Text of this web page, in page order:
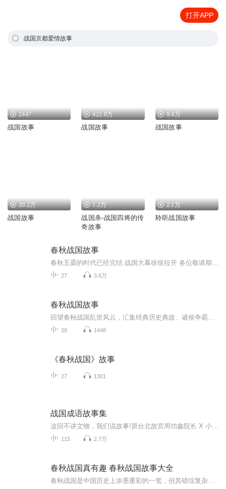
打开APP
战国京都爱情故事
2447
战国故事
422.8万
战国故事
9.4万
战国故事
20.2万
战国故事
1.2万
战国杀-战国四将的传
奇故事
2.1万
聆听战国故事
春秋战国故事
27 3.6万
春秋战国故事
39 1448
《春秋战国》故事
27 1301
战国成语故事集
115 2.7万
春秋战国真有趣 春秋战国故事大全